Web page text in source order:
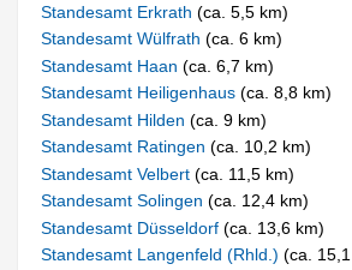
Standesamt Erkrath(ca. 5,5 km)
Standesamt Wülfrath(ca. 6 km)
Standesamt Haan(ca. 6,7 km)
Standesamt Heiligenhaus(ca. 8,8 km)
Standesamt Hilden(ca. 9 km)
Standesamt Ratingen(ca. 10,2 km)
Standesamt Velbert(ca. 11,5 km)
Standesamt Solingen(ca. 12,4 km)
Standesamt Düsseldorf(ca. 13,6 km)
Standesamt Langenfeld (Rhld.)(ca.